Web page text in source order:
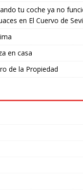
tu coche ya no
en El Cuervo de
en casa
de la Propiedad